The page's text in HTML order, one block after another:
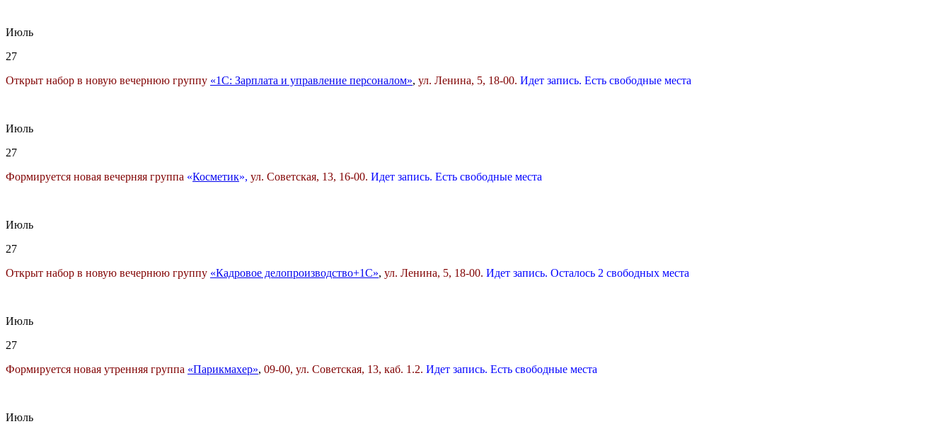
Июль
27
Открыт набор в новую вечернюю группу «1С: Зарплата и управление персоналом», ул. Ленина, 5, 18-00. Идет запись. Есть свободные места
Июль
27
Формируется новая вечерняя группа «Косметик», ул. Советская, 13, 16-00. Идет запись. Есть свободные места
Июль
27
Открыт набор в новую вечернюю группу «Кадровое делопроизводство+1С», ул. Ленина, 5, 18-00. Идет запись. Осталось 2 свободных места
Июль
27
Формируется новая утренняя группа «Парикмахер», 09-00, ул. Советская, 13, каб. 1.2. Идет запись. Есть свободные места
Июль